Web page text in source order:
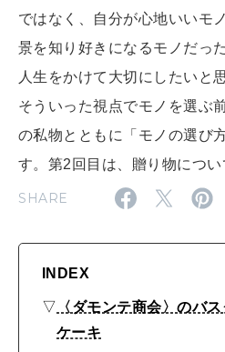
2026年8月号『お茶
2026年7月号「鎌倉 ローカルが 教
2026年6月号「大銀座 トレンドが
2026年5月号「“大好き”
2026年4月号「未来をつく
2026年3月号「スイー
MAGAZINE
ではなく、自分が心地いいモ
景を知り好きになるモノだっ
人生をかけて大切にしたいと
そういった視点でモノを選ぶ
の私物とともに「モノの選び
す。第2回目は、贈り物につい
SHARE
INDEX
▽ 〈ダモンテ商会〉のバ
ケーキ